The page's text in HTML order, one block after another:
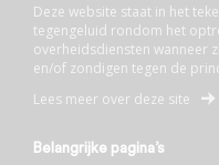
Deze website staat in het
tegengeluid rondom het
overheidsdiensten wanneer
en/of zondigen tegen de
Lees meer over deze site
Belangrijke pagina’s